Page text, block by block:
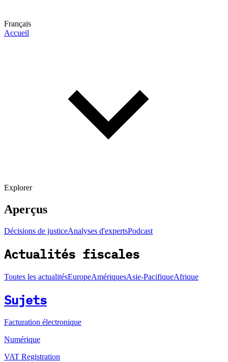
Français
Accueil
Explorer
Aperçus
Décisions de justiceAnalyses d'expertsPodcast
Actualités fiscales
Toutes les actualitésEuropeAmériquesAsie-PacifiqueAfrique
Sujets
Facturation électronique
Numérique
VAT Registration